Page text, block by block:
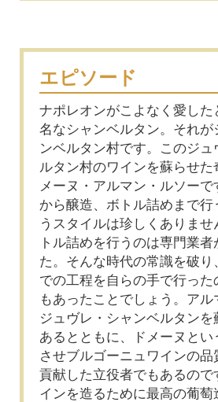
エピソード
ナポレオンがこよなく愛した
名なシャンベルタン。それが
ンベルタン村です。このジ
ルタン村のワインを蘇らせた
メーヌ・アルマン・ルソー
から醸造、ボトル詰めまで行
うスタイルは珍しくありま
トル詰めを行うのは専門業
た。そんな時代の常識を破り
での工程を自らの手で行った
もあったことでしょう。ア
ジュヴレ・シャンベルタン
あるとともに、ドメーヌと
させブルゴーニュワインの品
貢献した立役者でもあるので
インを造るために最高の葡